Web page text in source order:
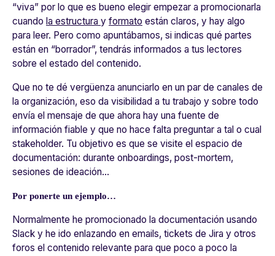
“viva” por lo que es bueno elegir empezar a promocionarla
cuando la estructura y formato están claros, y hay algo
para leer. Pero como apuntábamos, si indicas qué partes
están en “borrador”, tendrás informados a tus lectores
sobre el estado del contenido.
Que no te dé vergüenza anunciarlo en un par de canales de
la organización, eso da visibilidad a tu trabajo y sobre todo
envía el mensaje de que ahora hay una fuente de
información fiable y que no hace falta preguntar a tal o cual
stakeholder. Tu objetivo es que se visite el espacio de
documentación: durante onboardings, post-mortem,
sesiones de ideación…
Por ponerte un ejemplo…
Normalmente he promocionado la documentación usando
Slack y he ido enlazando en emails, tickets de Jira y otros
foros el contenido relevante para que poco a poco la